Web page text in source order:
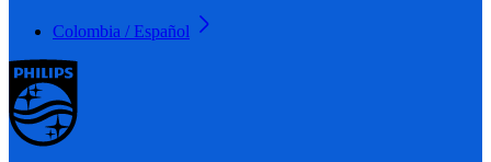
Colombia / Español